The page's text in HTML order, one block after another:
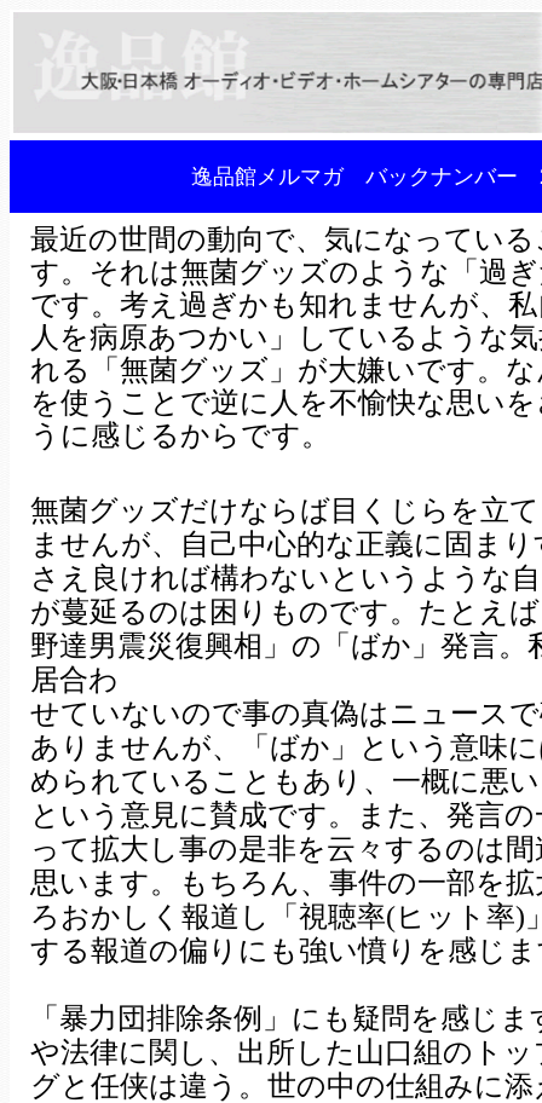
逸品館メルマガ バックナンバー
最近の世間の動向で、気になってい
す。それは無菌グッズのような「過
です。考え過ぎかも知れませんが、
人を病原あつかい」しているような
れる「無菌グッズ」が大嫌いです。
を使うことで逆に人を不愉快な思い
うに感じるからです。
無菌グッズだけならば目くじらを立
ませんが、自己中心的な正義に固ま
さえ良ければ構わないというような
が蔓延るのは困りものです。たとえ
野達男震災復興相」の「ばか」発言。
居合わ
せていないので事の真偽はニュース
ありませんが、「ばか」という意味
められていることもあり、一概に悪
という意見に賛成です。また、発言
って拡大し事の是非を云々するのは
思います。もちろん、事件の一部を
ろおかしく報道し「視聴率(ヒット率)
する報道の偏りにも強い憤りを感じ
「暴力団排除条例」にも疑問を感じ
や法律に関し、出所した山口組のト
グと任侠は違う。世の中の仕組みに